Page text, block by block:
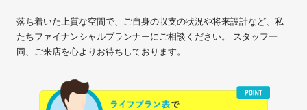
落ち着いた上質な空間で、ご自身の収支の状況や将来設計など、私
たちファイナンシャルプランナーにご相談ください。 スタッフ一
同、ご来店を心よりお待ちしております。